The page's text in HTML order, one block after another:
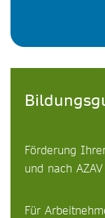
Förderung
und nach AZAV
Für